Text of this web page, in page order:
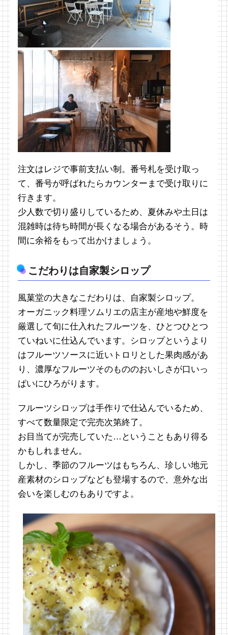
注文はレジで事前支払い制。番号札を受け取っ
て、番号が呼ばれたらカウンターまで受け取りに
行きます。
少人数で切り盛りしているため、夏休みや土日は
混雑時は待ち時間が長くなる場合があるそう。時
間に余裕をもって出かけましょう。
こだわりは自家製シロップ
風菓堂の大きなこだわりは、自家製シロップ。
オーガニック料理ソムリエの店主が産地や鮮度を
厳選して旬に仕入れたフルーツを、ひとつひとつ
ていねいに仕込んでいます。シロップというより
はフルーツソースに近いトロリとした果肉感があ
り、濃厚なフルーツそのもののおいしさが口いっ
ぱいにひろがります。
フルーツシロップは手作りで仕込んでいるため、
すべて数量限定で完売次第終了。
お目当てが完売していた…ということもあり得る
かもしれません。
しかし、季節のフルーツはもちろん、珍しい地元
産素材のシロップなども登場するので、意外な出
会いを楽しむのもありですよ。